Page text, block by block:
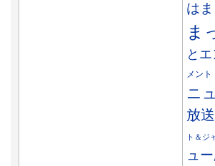
は
ま
と
メント
ニ
放
ト＆ジ
ュ